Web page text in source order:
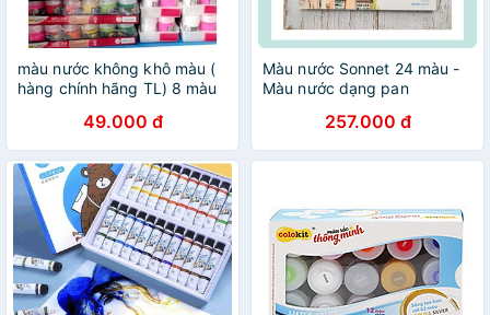
màu nước không khô màu (
hàng chính hãng TL) 8 màu
49.000 đ
Màu nước Sonnet 24 màu -
Màu nước dạng pan
257.000 đ